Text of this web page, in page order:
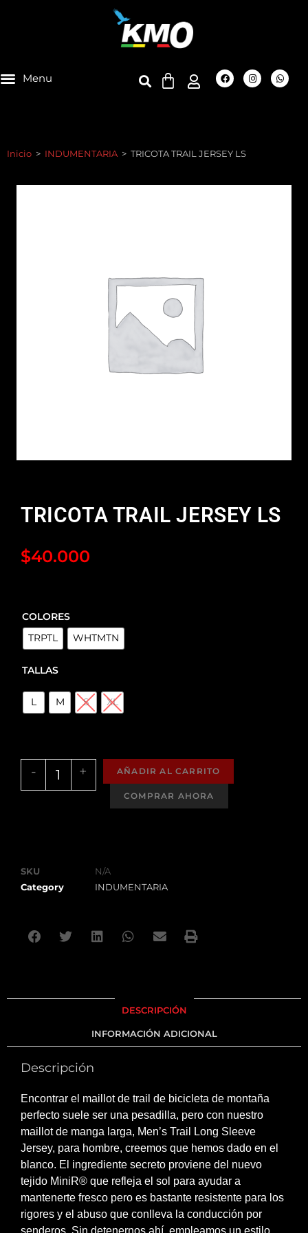
Inicio > INDUMENTARIA > TRICOTA TRAIL JERSEY LS
TRICOTA TRAIL JERSEY LS
$40.000
COLORES
TRPTL
WHTMTN
TALLAS
L M S XL
- + AÑADIR AL CARRITO
SKU
N/A
Category
INDUMENTARIA
DESCRIPCIÓN
INFORMACIÓN ADICIONAL
Descripción
Encontrar el maillot de trail de bicicleta de montaña
perfecto suele ser una pesadilla, pero con nuestro
maillot de manga larga, Men’s Trail Long Sleeve
Jersey, para hombre, creemos que hemos dado en el
blanco. El ingrediente secreto proviene del nuevo
tejido MiniR® que refleja el sol para ayudar a
mantenerte fresco pero es bastante resistente para los
rigores y el abuso que conlleva la conducción por